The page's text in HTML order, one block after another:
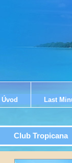
Úvod Last
Club Tropicana